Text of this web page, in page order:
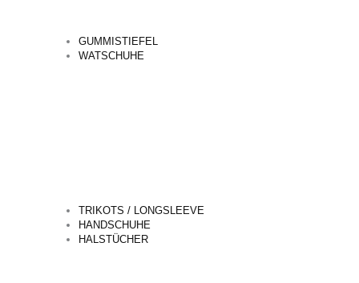
GUMMISTIEFEL
WATSCHUHE
TRIKOTS / LONGSLEEVE
HANDSCHUHE
HALSTÜCHER